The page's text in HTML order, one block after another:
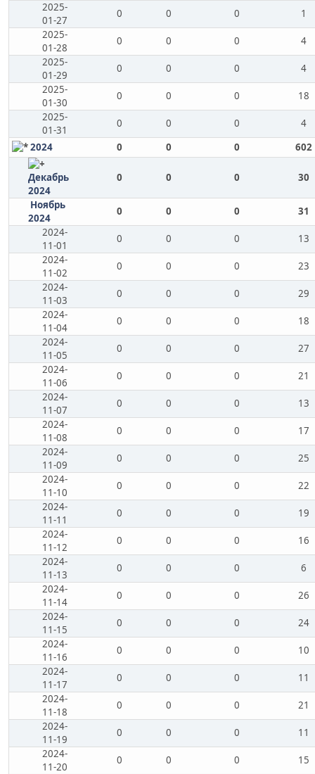
2025-
01-27
0 0 0
1
2025-
01-28
0 0 0
4
2025-
01-29
0 0 0
4
2025-
01-30
0 0 0
18
2025-
01-31
0 0 0
4
2024
0 0 0 602
Декабрь
2024
0 0 0 30
Ноябрь
2024
0 0 0
31
2024-
11-01
0 0 0
13
2024-
11-02
0 0 0
23
2024-
11-03
0 0 0
29
2024-
11-04
0 0 0
18
2024-
11-05
0 0 0
27
2024-
11-06
0 0 0
21
2024-
11-07
0 0 0
13
2024-
11-08
0 0 0
17
2024-
11-09
0 0 0
25
2024-
11-10
0 0 0
22
2024-
11-11
0 0 0
19
2024-
11-12
0 0 0
16
2024-
11-13
0 0 0
6
2024-
11-14
0 0 0
26
2024-
11-15
0 0 0
24
2024-
11-16
0 0 0
10
2024-
11-17
0 0 0
11
2024-
11-18
0 0 0
21
2024-
11-19
0 0 0
11
2024-
11-20
0 0 0
15